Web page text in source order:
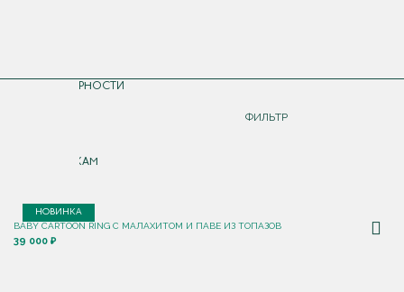
ПО ПОПУЛЯРНОСТИ
ПО НОВИНКАМ
ФИЛЬТР
НОВИНКА
BABY CARTOON RING С МАЛАХИТОМ И ПАВЕ ИЗ ТОПАЗОВ
39 000 ₽